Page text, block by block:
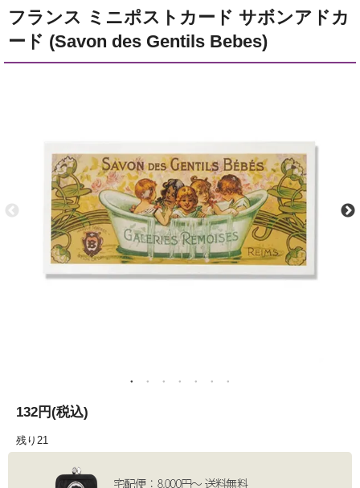
フランス ミニポストカード サボンアドカ
ード (Savon des Gentils Bebes)
132円(税込)
残り21